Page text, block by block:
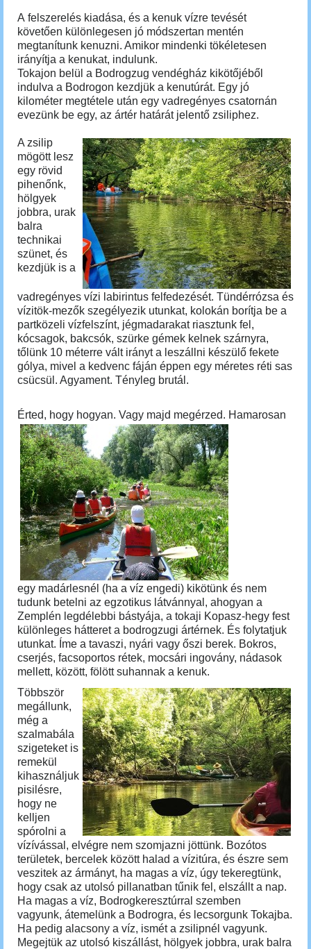
A felszerelés kiadása, és a kenuk vízre tevését
követően különlegesen jó módszertan mentén
megtanítunk kenuzni. Amikor mindenki tökéletesen
irányítja a kenukat, indulunk.
Tokajon belül a Bodrogzug vendégház kikötőjéből
indulva a Bodrogon kezdjük a kenutúrát. Egy jó
kilométer megtétele után egy vadregényes csatornán
evezünk be egy, az ártér határát jelentő zsiliphez.
A zsilip
mögött lesz
egy rövid
pihenőnk,
hölgyek
jobbra, urak
balra
technikai
szünet, és
kezdjük is a
vadregényes vízi labirintus felfedezését. Tündérrózsa és
vízitök-mezők szegélyezik utunkat, kolokán borítja be a
partközeli vízfelszínt, jégmadarakat riasztunk fel,
kócsagok, bakcsók, szürke gémek kelnek szárnyra,
tőlünk 10 méterre vált irányt a leszállni készülő fekete
gólya, mivel a kedvenc fáján éppen egy méretes réti sas
csücsül. Agyament. Tényleg brutál.
Érted, hogy hogyan. Vagy majd megérzed. Hamarosan
egy madárlesnél (ha a víz engedi) kikötünk és nem
tudunk betelni az egzotikus látvánnyal, ahogyan a
Zemplén legdélebbi bástyája, a tokaji Kopasz-hegy fest
különleges hátteret a bodrogzugi ártérnek. És folytatjuk
utunkat. Íme a tavaszi, nyári vagy őszi berek. Bokros,
cserjés, facsoportos rétek, mocsári ingovány, nádasok
mellett, között, fölött suhannak a kenuk.
Többször
megállunk,
még a
szalmabála
szigeteket is
remekül
kihasználjuk
pisilésre,
hogy ne
kelljen
spórolni a
vízívással, elvégre nem szomjazni jöttünk. Bozótos
területek, bercelek között halad a vízitúra, és észre sem
veszitek az ármányt, ha magas a víz, úgy tekeregtünk,
hogy csak az utolsó pillanatban tűnik fel, elszállt a nap.
Ha magas a víz, Bodrogkeresztúrral szemben
vagyunk, átemelünk a Bodrogra, és lecsorgunk Tokajba.
Ha pedig alacsony a víz, ismét a zsilipnél vagyunk.
Megejtük az utolsó kiszállást, hölgyek jobbra, urak balra